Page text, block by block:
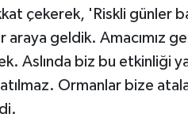
çekerek, 'Riskli günler
araya geldik. Amacımız
Aslında biz bu etkinliği
Ormanlar bize